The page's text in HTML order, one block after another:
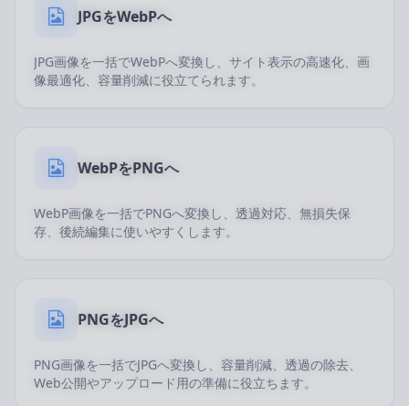
JPGをWebPへ
JPG画像を一括でWebPへ変換し、サイト表示の高速化、画
像最適化、容量削減に役立てられます。
WebPをPNGへ
WebP画像を一括でPNGへ変換し、透過対応、無損失保
存、後続編集に使いやすくします。
PNGをJPGへ
PNG画像を一括でJPGへ変換し、容量削減、透過の除去、
Web公開やアップロード用の準備に役立ちます。